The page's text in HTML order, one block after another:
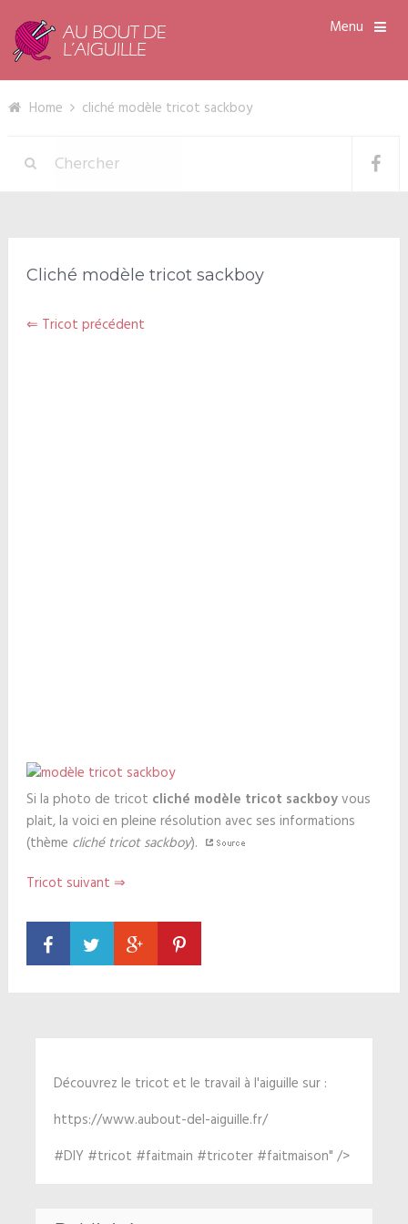
Menu
Home cliché modèle tricot sackboy
Cliché modèle tricot sackboy
⇐ Tricot précédent
Si la photo de tricot cliché modèle tricot sackboyvous
plait, la voici en pleine résolution avec ses informations
(thème cliché tricot sackboy).
Tricot suivant ⇒
Découvrez le tricot et le travail à l'aiguille sur :
https://www.aubout-del-aiguille.fr/
#DIY #tricot #faitmain #tricoter #faitmaison" />